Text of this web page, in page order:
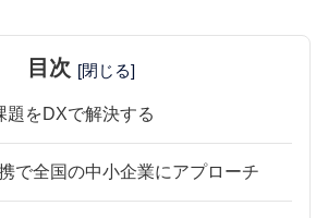
目次 [閉じる]
題をDXで解決する
で全国の中小企業にアプローチ